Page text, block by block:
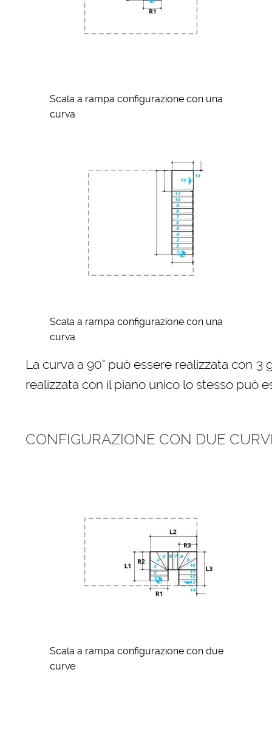
Scala a rampa configurazione con una
curva
Scala a rampa configurazione con una
curva
La curva a 90° può essere realizzata con
realizzata con il piano unico lo stesso può
CONFIGURAZIONE CON DUE
Scala a rampa configurazione con due
curve